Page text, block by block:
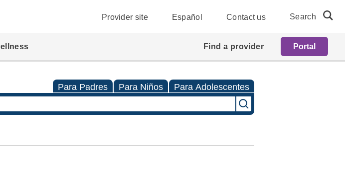
Provider site Español Contact us Search
Find a provider Portal
Para Padres Para Niños Para Adolescentes